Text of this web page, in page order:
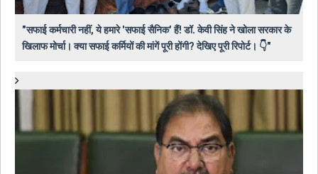
"सफाई कर्मचारी नहीं, ये हमारे 'सफाई सैनिक' हैं! डॉ. केवी सिंह ने खोला सरकार के
खिलाफ मोर्चा। क्या सफाई कर्मियों की मांगें पूरी होंगी? देखिए पूरी रिपोर्ट। 👇"